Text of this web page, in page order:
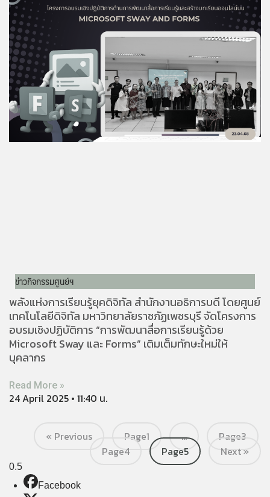
ข่าวกิจกรรมศูนย์ฯ
พลังแห่งการเรียนรู้ยุคดิจิทัล สำนักงานอธิการบดี โดยศูนย์
เทคโนโลยีดิจิทัล มหาวิทยาลัยราชภัฏเพชรบุรี จัดโครงการ
อบรมเชิงปฏิบัติการ “การพัฒนาสื่อการเรียนรู้ด้วย
Microsoft Sway และ Forms” เติมเต็มทักษะใหม่ให้
บุคลากร
Read More »
24 April 2025 11:40 น.
« Previous Page1 … Page3
Page4 Page5 Next »
Facebook